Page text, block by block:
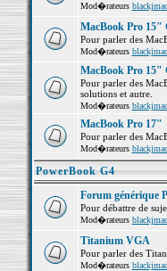
Mod�rateurs blackjmac
MacBook Pro 15"
Pour parler des
Mod�rateurs blackjmac
MacBook Pro 15"
Pour parler des
solutions et autre.
Mod�rateurs blackjmac
MacBook Pro 17"
Pour parler des
Mod�rateurs blackjmac
PowerBook G4
Forum générique
Pour débattre de
Mod�rateurs blackjmac
Titanium VGA
Pour parler des
Mod�rateurs blackjmac